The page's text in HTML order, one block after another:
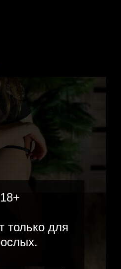
18+
только для